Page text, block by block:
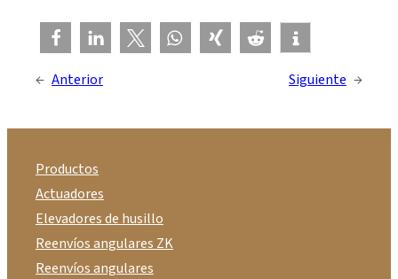
← Anterior Siguiente →
Productos
Actuadores
Elevadores de husillo
Reenvíos angulares ZK
Reenvíos angulares